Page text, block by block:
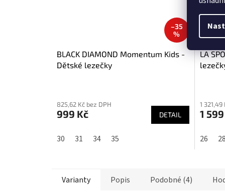
–35
%
BLACK DIAMOND Momentum Kids -
Dětské lezečky
produktu
je
z
825,62 Kč bez DPH
999 Kč DETAIL
30 31 34 35
LA
je
z
1 321,49
1
26 28
Varianty Popis Podobné (4)